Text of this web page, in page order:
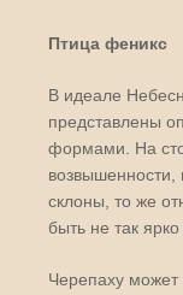
Птица феникс
В идеале
представлены
формами. На
склоны, то же
быть не так
Черепаху может